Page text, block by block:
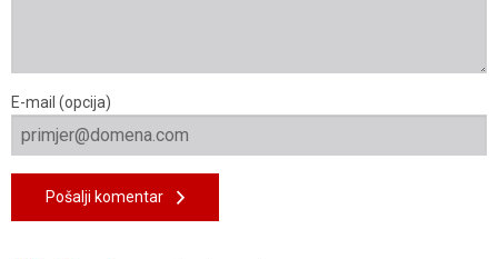
E-mail (opcija)
Pošalji komentar